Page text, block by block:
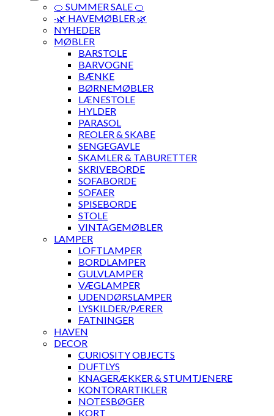
🍊 SUMMER SALE 🍊
·🌿 HAVEMØBLER 🌿
NYHEDER
MØBLER
BARSTOLE
BARVOGNE
BÆNKE
BØRNEMØBLER
LÆNESTOLE
HYLDER
PARASOL
REOLER & SKABE
SENGEGAVLE
SKAMLER & TABURETTER
SKRIVEBORDE
SOFABORDE
SOFAER
SPISEBORDE
STOLE
VINTAGEMØBLER
LAMPER
LOFTLAMPER
BORDLAMPER
GULVLAMPER
VÆGLAMPER
UDENDØRSLAMPER
LYSKILDER/PÆRER
FATNINGER
HAVEN
DECOR
CURIOSITY OBJECTS
DUFTLYS
KNAGERÆKKER & STUMTJENERE
KONTORARTIKLER
NOTESBØGER
KORT